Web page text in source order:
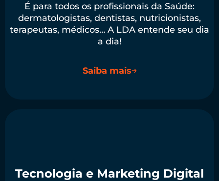
É para todos os profissionais da Saúde:
dermatologistas, dentistas, nutricionistas,
terapeutas, médicos… A LDA entende seu dia
a dia!
Saiba mais
Tecnologia e Marketing Digital